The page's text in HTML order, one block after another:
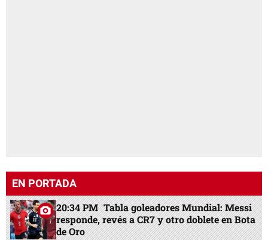
EN PORTADA
20:34 PM Tabla goleadores Mundial: Messi
responde, revés a CR7 y otro doblete en Bota
de Oro